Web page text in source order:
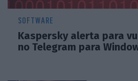
SOFTWARE
Kaspersky alerta para
no Telegram para